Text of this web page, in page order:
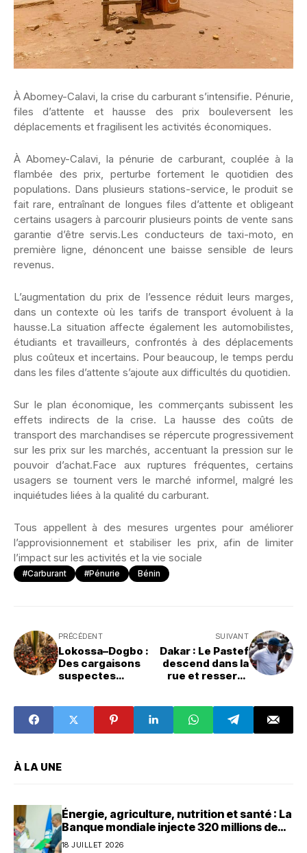
À Abomey-Calavi, la crise du carburant s’intensifie. Pénurie,
files d’attente et hausse des prix bouleversent les
déplacements et fragilisent les activités économiques.
À Abomey-Calavi, la pénurie de carburant, couplée à la
flambée des prix, perturbe fortement le quotidien des
populations. Dans plusieurs stations-service, le produit se
fait rare, entraînant de longues files d’attente et obligeant
certains usagers à parcourir plusieurs points de vente sans
garantie d’être servis.Les conducteurs de taxi-moto, en
première ligne, dénoncent une baisse sensible de leurs
revenus.
L’augmentation du prix de l’essence réduit leurs marges,
dans un contexte où les tarifs de transport évoluent à la
hausse.La situation affecte également les automobilistes,
étudiants et travailleurs, confrontés à des déplacements
plus coûteux et incertains. Pour beaucoup, le temps perdu
dans les files d’attente s’ajoute aux difficultés du quotidien.
Sur le plan économique, les commerçants subissent les
effets indirects de la crise. La hausse des coûts de
transport des marchandises se répercute progressivement
sur les prix sur les marchés, accentuant la pression sur le
pouvoir d’achat.Face aux ruptures fréquentes, certains
usagers se tournent vers le marché informel, malgré les
inquiétudes liées à la qualité du carburant.
Tous appellent à des mesures urgentes pour améliorer
l’approvisionnement et stabiliser les prix, afin de limiter
l’impact sur les activités et la vie sociale
#Carburant #Pénurie Bénin
PRÉCÉDENT
Lokossa–Dogbo :
Des cargaisons
suspectes
SUIVANT
Dakar : Le Pastef
descend dans la
rue et resserre
À LA UNE
Énergie, agriculture, nutrition et santé : La
Banque mondiale injecte 320 millions de
dollars au Bénin
18 JUILLET 2026